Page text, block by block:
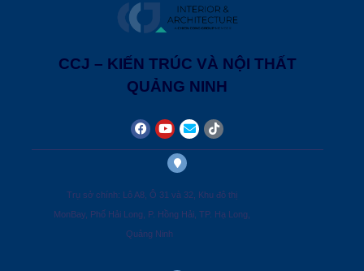
CCJ – KIẾN TRÚC VÀ NỘI THẤT
QUẢNG NINH
Trụ sở chính: Lô A8, Ô 31 và 32, Khu đô thị
MonBay, Phố Hải Long, P. Hồng Hải, TP. Hạ Long,
Quảng Ninh